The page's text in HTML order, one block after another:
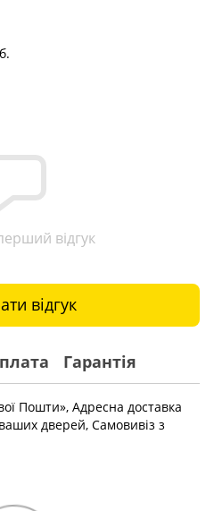
відгук
відгук
Гарантія
Пошти», Адресна доставка
дверей, Самовивіз з